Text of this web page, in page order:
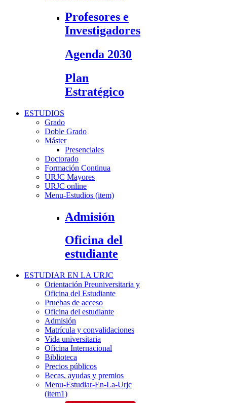
Profesores e
Investigadores
Agenda 2030
Plan
Estratégico
ESTUDIOS
Grado
Doble Grado
Máster
Presenciales
Doctorado
Formación Continua
URJC Mayores
URJC online
Menu-Estudios (item)
Admisión
Oficina del
estudiante
ESTUDIAR EN LA URJC
Orientación Preuniversitaria y
Oficina del Estudiante
Pruebas de acceso
Oficina del estudiante
Admisión
Matrícula y convalidaciones
Vida universitaria
Oficina Internacional
Biblioteca
Precios públicos
Becas, ayudas y premios
Menu-Estudiar-En-La-Urjc
(item1)